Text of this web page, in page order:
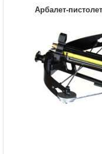
Масса
Арбалет-